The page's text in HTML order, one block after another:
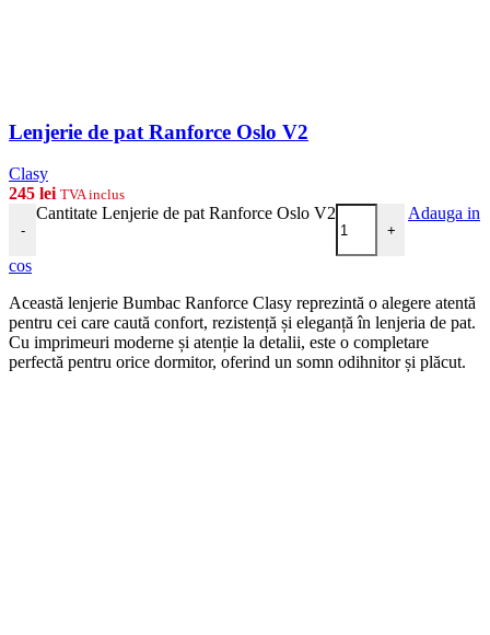
Lenjerie de pat Ranforce Oslo V2
Clasy
245 lei TVA inclus
-
Cantitate Lenjerie de pat Ranforce Oslo V2
+
Adauga in
cos
Această lenjerie Bumbac Ranforce Clasy reprezintă o alegere atentă
pentru cei care caută confort, rezistență și eleganță în lenjeria de pat.
Cu imprimeuri moderne și atenție la detalii, este o completare
perfectă pentru orice dormitor, oferind un somn odihnitor și plăcut.